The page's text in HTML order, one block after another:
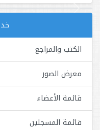
Previous
الكتب والمراجع
معرض الصور
قائمة الأعضاء
قائمة المسجلين